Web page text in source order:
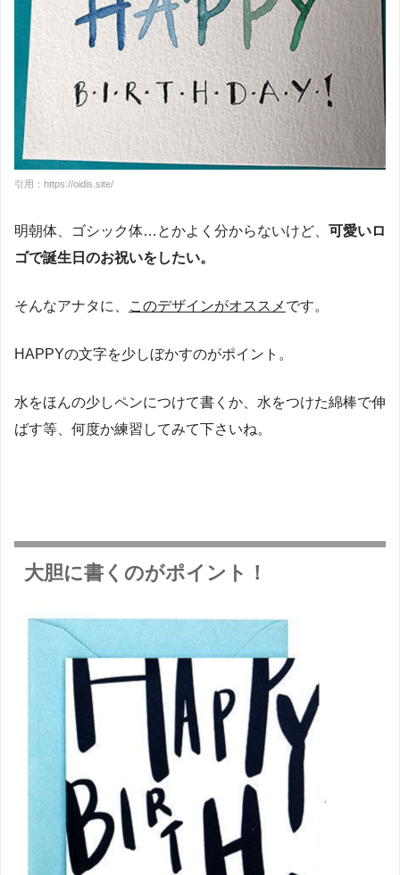
引用：https://oidis.site/
明朝体、ゴシック体…とかよく分からないけど、 可愛いロ
ゴで誕生日のお祝いをしたい。
そんなアナタに、 このデザインがオススメ です。
HAPPYの文字を少しぼかすのがポイント。
水をほんの少しペンにつけて書くか、水をつけた綿棒で伸
ばす等、何度か練習してみて下さいね。
大胆に書くのがポイント！